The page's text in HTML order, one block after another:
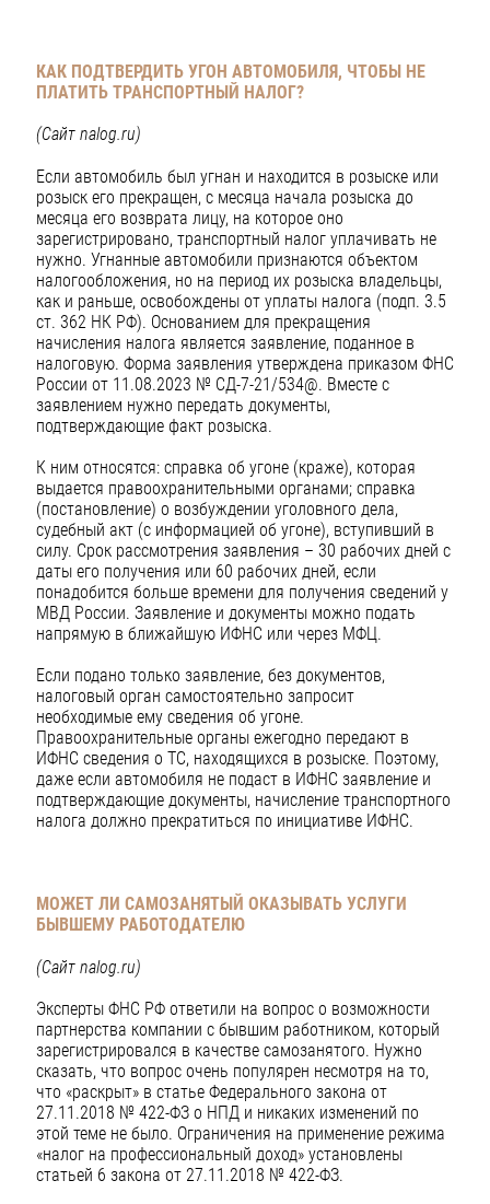
КАК ПОДТВЕРДИТЬ УГОН АВТОМОБИЛЯ, ЧТОБЫ НЕ
ПЛАТИТЬ ТРАНСПОРТНЫЙ НАЛОГ?
(Сайт nalog.ru)
Если автомобиль был угнан и находится в розыске или
розыск его прекращен, с месяца начала розыска до
месяца его возврата лицу, на которое оно
зарегистрировано, транспортный налог уплачивать не
нужно. Угнанные автомобили признаются объектом
налогообложения, но на период их розыска владельцы,
как и раньше, освобождены от уплаты налога (подп. 3.5
ст. 362 НК РФ). Основанием для прекращения
начисления налога является заявление, поданное в
налоговую. Форма заявления утверждена приказом ФНС
России от 11.08.2023 № СД-7-21/534@. Вместе с
заявлением нужно передать документы,
подтверждающие факт розыска.
К ним относятся: справка об угоне (краже), которая
выдается правоохранительными органами; справка
(постановление) о возбуждении уголовного дела,
судебный акт (с информацией об угоне), вступивший в
силу. Срок рассмотрения заявления – 30 рабочих дней с
даты его получения или 60 рабочих дней, если
понадобится больше времени для получения сведений у
МВД России. Заявление и документы можно подать
напрямую в ближайшую ИФНС или через МФЦ.
Если подано только заявление, без документов,
налоговый орган самостоятельно запросит
необходимые ему сведения об угоне.
Правоохранительные органы ежегодно передают в
ИФНС сведения о ТС, находящихся в розыске. Поэтому,
даже если автомобиля не подаст в ИФНС заявление и
подтверждающие документы, начисление транспортного
налога должно прекратиться по инициативе ИФНС.
МОЖЕТ ЛИ САМОЗАНЯТЫЙ ОКАЗЫВАТЬ УСЛУГИ
БЫВШЕМУ РАБОТОДАТЕЛЮ
(Сайт nalog.ru)
Эксперты ФНС РФ ответили на вопрос о возможности
партнерства компании с бывшим работником, который
зарегистрировался в качестве самозанятого. Нужно
сказать, что вопрос очень популярен несмотря на то,
что «раскрыт» в статье Федерального закона от
27.11.2018 № 422-ФЗ о НПД и никаких изменений по
этой теме не было. Ограничения на применение режима
«налог на профессиональный доход» установлены
статьей 6 закона от 27.11.2018 № 422-ФЗ.